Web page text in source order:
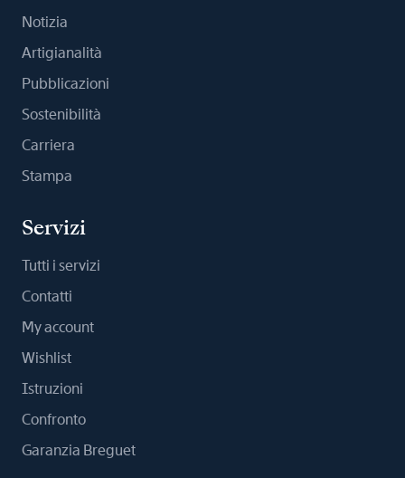
Notizia
Artigianalità
Pubblicazioni
Sostenibilità
Carriera
Stampa
Servizi
Tutti i servizi
Contatti
My account
Wishlist
Istruzioni
Confronto
Garanzia Breguet